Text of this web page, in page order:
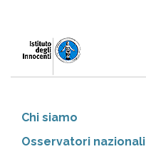
Chi siamo
Osservatori nazionali